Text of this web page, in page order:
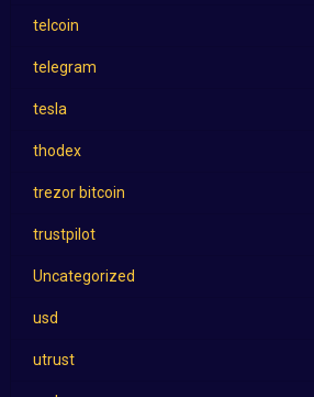
telcoin
telegram
tesla
thodex
trezor bitcoin
trustpilot
Uncategorized
usd
utrust